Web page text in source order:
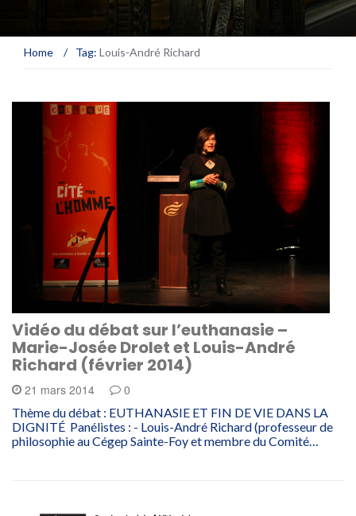
Home / Tag: Louis-André Richard
Vidéo du débat sur l’euthanasie –
Marie-Josée Drolet et Louis-André
Richard (février 2014)
21 mars 2014 0
Thème du débat : EUTHANASIE ET FIN DE VIE DANS LA
DIGNITÉ Panélistes : - Louis-André Richard (professeur de
philosophie au Cégep Sainte-Foy et membre du Comité…